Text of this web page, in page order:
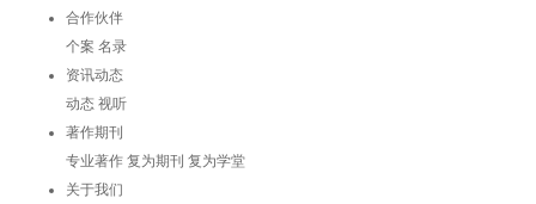
合作伙伴
个案 名录
资讯动态
动态 视听
著作期刊
专业著作 复为期刊 复为学堂
关于我们